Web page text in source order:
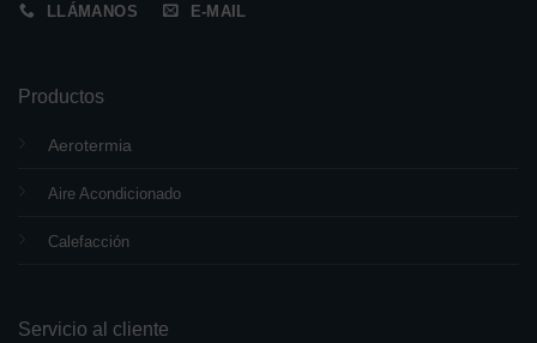
LLÁMANOS E-MAIL
Productos
Aerotermia
Aire Acondicionado
Calefacción
Servicio al cliente